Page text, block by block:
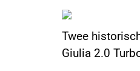
Twee
Giulia 2.0